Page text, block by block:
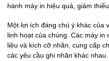
hành máy in hiệu quả, giảm
Một lợi ích đáng chú ý khác của
linh hoạt của chúng. Các máy
liệu và kích cỡ nhãn, cung cấp
các yêu cầu ghi nhãn khác